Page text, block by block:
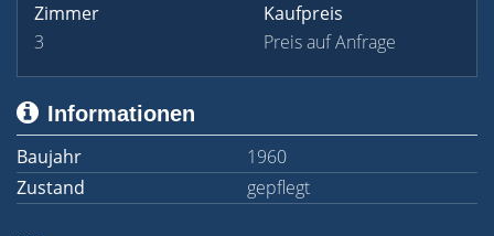
Zimmer
3
Kaufpreis
Preis auf Anfrage
Informationen
Baujahr
1960
Zustand
gepflegt